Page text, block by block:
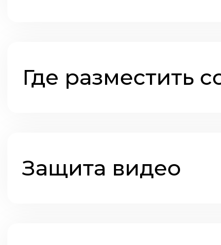
Где разместить
Защита видео